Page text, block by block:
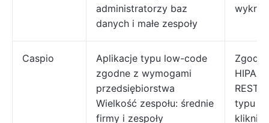
administratorzy baz
danych i małe zespoły
Caspio
Aplikacje typu low-code
zgodne z wymogami
przedsiębiorstwa
Wielkość zespołu: średnie
firmy i zespoły
REST,
typu
kliknij”